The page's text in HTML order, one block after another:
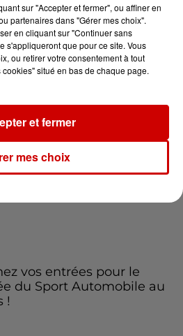
Voir plus
!
vos places pour le
vos entrées pour le
du Sport Automobile au
!
sur "Accepter et fermer", ou affiner en
partenaires dans "Gérer mes choix".
en cliquant sur "Continuer sans
s'appliqueront que pour ce site. Vous
ou retirer votre consentement à tout
situé en bas de chaque page.
mes choix
et fermer